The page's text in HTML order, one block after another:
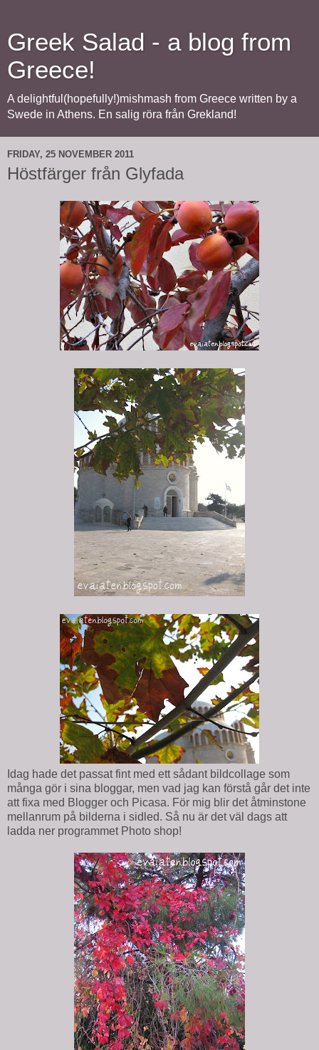
Greek Salad - a blog from
Greece!
A delightful(hopefully!)mishmash from Greece written by a
Swede in Athens. En salig röra från Grekland!
FRIDAY, 25 NOVEMBER 2011
Höstfärger från Glyfada
Idag hade det passat fint med ett sådant bildcollage som
många gör i sina bloggar, men vad jag kan förstå går det inte
att fixa med Blogger och Picasa. För mig blir det åtminstone
mellanrum på bilderna i sidled. Så nu är det väl dags att
ladda ner programmet Photo shop!